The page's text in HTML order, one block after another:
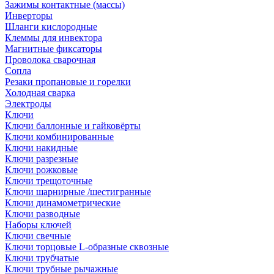
Зажимы контактные (массы)
Инверторы
Шланги кислородные
Клеммы для инвектора
Магнитные фиксаторы
Проволока сварочная
Сопла
Резаки пропановые и горелки
Холодная сварка
Электроды
Ключи
Ключи баллонные и гайковёрты
Ключи комбинированные
Ключи накидные
Ключи разрезные
Ключи рожковые
Ключи трещоточные
Ключи шарнирные /шестигранные
Ключи динамометрические
Ключи разводные
Наборы ключей
Ключи свечные
Ключи торцовые L-образные сквозные
Ключи трубчатые
Ключи трубные рычажные